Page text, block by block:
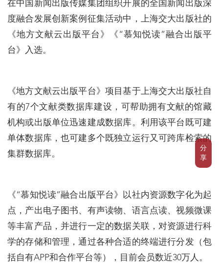
分
享
在中国新闻出版传媒集团组织开展的全国新闻出版深
度融合发展创新案例征集活动中，上海交大出版社的
《地方文献云出版平台》《“慕知悦读”融合出版平
台》入选。
《地方文献云出版平台》项目基于上海交大出版社自
有的7个文献类数据库建设，可帮助拥有文献的馆藏
机构或出版单位迅速建成数据库。利用该平台既可建
单体数据库，也可建多个既独立运行又可跨库检索的
集群数据库。
《“慕知悦读”融合出版平台》以社内资源数字化为起
点，产出电子图书、有声读物、语言点读、视频微课
等丰富产品，并进行一定的数据关联，对资源进行科
学的存储和管理，通过各种合适的终端进行分发（包
括自有APP和合作平台等），目前会员数近30万人。